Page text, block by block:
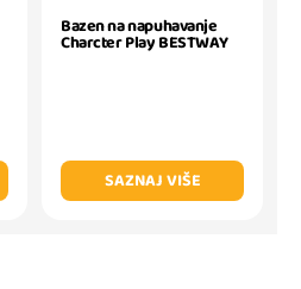
Bazen na napuhavanje
Charcter Play BESTWAY
SAZNAJ VIŠE